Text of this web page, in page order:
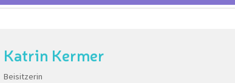
Katrin Kermer
Beisitzerin